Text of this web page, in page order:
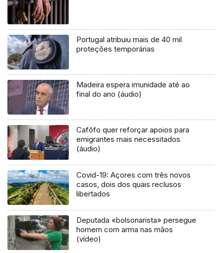
Portugal atribuiu mais de 40 mil
proteções temporárias
Madeira espera imunidade até ao
final do ano (áudio)
Cafôfo quer reforçar apoios para
emigrantes mais necessitados
(áudio)
Covid-19: Açores com três novos
casos, dois dos quais reclusos
libertados
Deputada «bolsonarista» persegue
homem com arma nas mãos
(vídeo)